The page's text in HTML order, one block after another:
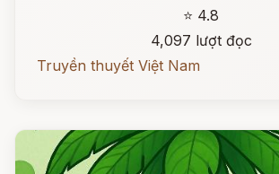
⭐ 4.8
4,097 lượt đọc
Truyền thuyết Việt Nam